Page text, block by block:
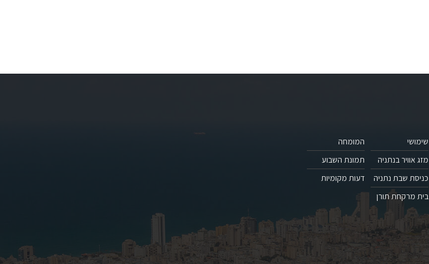
שימושי
מזג אוויר בנתניה
כניסת שבת נתניה
בית מרקחת תורן
המומחה
תמונת השבוע
דעות מקומיות